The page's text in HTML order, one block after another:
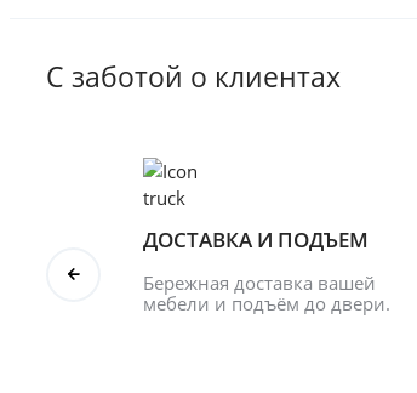
С заботой о клиентах
ДОСТАВКА И ПОДЪЕМ
Бережная доставка вашей
мебели и подъём до двери.